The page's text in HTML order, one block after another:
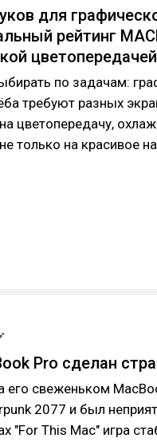
для
рейтинг
цветопередачей
по задачам:
требуют разных
цветопередачу,
только на красивое
Pro сделан
его свеженьком
2077 и был
"For This Mac" игра